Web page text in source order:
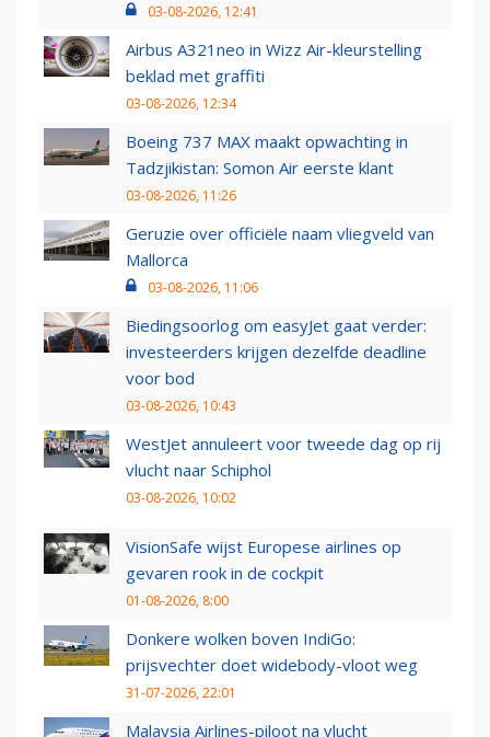
03-08-2026, 12:41
Airbus A321neo in Wizz Air-kleurstelling
beklad met graffiti
03-08-2026, 12:34
Boeing 737 MAX maakt opwachting in
Tadzjikistan: Somon Air eerste klant
03-08-2026, 11:26
Geruzie over officiële naam vliegveld van
Mallorca
03-08-2026, 11:06
Biedingsoorlog om easyJet gaat verder:
investeerders krijgen dezelfde deadline
voor bod
03-08-2026, 10:43
WestJet annuleert voor tweede dag op rij
vlucht naar Schiphol
03-08-2026, 10:02
VisionSafe wijst Europese airlines op
gevaren rook in de cockpit
01-08-2026, 8:00
Donkere wolken boven IndiGo:
prijsvechter doet widebody-vloot weg
31-07-2026, 22:01
Malaysia Airlines-piloot na vlucht